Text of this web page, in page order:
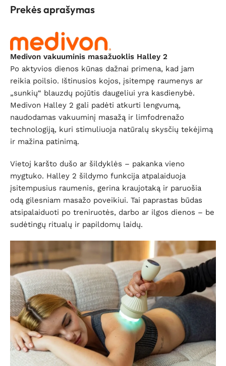
Prekės aprašymas
Medivon vakuuminis masažuoklis Halley 2
Po aktyvios dienos kūnas dažnai primena, kad jam
reikia poilsio. Ištinusios kojos, įsitempę raumenys ar
„sunkių“ blauzdų pojūtis daugeliui yra kasdienybė.
Medivon Halley 2 gali padėti atkurti lengvumą,
naudodamas vakuuminį masažą ir limfodrenažo
technologiją, kuri stimuliuoja natūralų skysčių tekėjimą
ir mažina patinimą.
Vietoj karšto dušo ar šildyklės – pakanka vieno
mygtuko. Halley 2 šildymo funkcija atpalaiduoja
įsitempusius raumenis, gerina kraujotaką ir paruošia
odą gilesniam masažo poveikiui. Tai paprastas būdas
atsipalaiduoti po treniruotės, darbo ar ilgos dienos – be
sudėtingų ritualų ir papildomų laidų.